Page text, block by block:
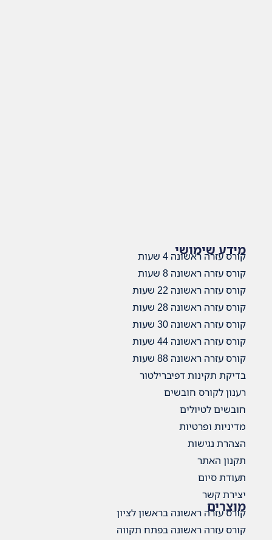
מידע שימושי
קורס עזרה ראשונה 4 שעות
קורס עזרה ראשונה 8 שעות
קורס עזרה ראשונה 22 שעות
קורס עזרה ראשונה 28 שעות
קורס עזרה ראשונה 30 שעות
קורס עזרה ראשונה 44 שעות
קורס עזרה ראשונה 88 שעות
בדיקת תקינות דפיברילטור
רענון לקורס חובשים
חובשים לטיולים
מדיניות ופרטיות
הצהרת נגישות
תקנון האתר
תעודת סיום
יצירת קשר
מוצרים
קורס עזרה ראשונה בראשון לציון
קורס עזרה ראשונה בפתח תקווה